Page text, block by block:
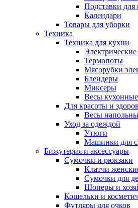
Подставки для
Календари
Товары для уборки
Техника
Техника для кухни
Термопоты
Мясорубки
Блендеры
Миксеры
Весы кухонные
Для красоты и
Весы
Уход за одеждой
Утюги
Машинки для
Бижутерия и аксессуары
Сумочки и рюкзаки
Клатчи
Сумочки для
Шоперы и
Кошельки и
Футляры для очков